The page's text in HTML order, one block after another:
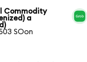
Commodity
a
SOon